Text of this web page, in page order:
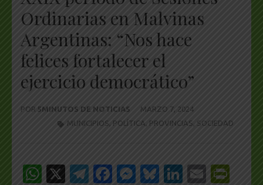
Ordinarias en Malvinas
Argentinas: “Nos hace
felices fortalecer el
ejercicio democrático”
POR 5MINUTOS DE NOTICIAS
MARZO 7, 2024
MUNICIPIOS
POLÍTICA PROVINCIAS SOCIEDAD
WhatsApp
X Telegram
Facebook
Messenger
Bluesky
LinkedIn
Email